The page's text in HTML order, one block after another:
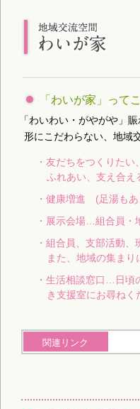
「わいが家」って
「わいわい・がやがや」
形にこだわらない、地域
・友だちをつくりた
ふれあい、支え合え
・健康増進 (足湯も
・展示会場…組合員・
・組合員、支部活動
また、地域の集まり
・生活相談窓口…日頃
き支援室にお尋ねく
関連リンク